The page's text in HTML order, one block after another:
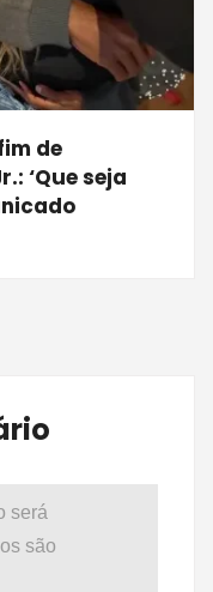
de
‘Que seja
será
são